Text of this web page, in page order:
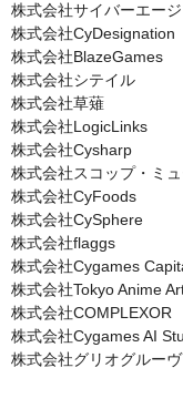
株式会社サイバーエージ
株式会社CyDesignation
株式会社BlazeGames
株式会社シテイル
株式会社草薙
株式会社LogicLinks
株式会社Cysharp
株式会社スコップ・ミ
株式会社CyFoods
株式会社CySphere
株式会社flaggs
株式会社Cygames
株式会社Tokyo Anime
株式会社COMPLEXOR
株式会社Cygames AI
株式会社グリオグルーヴ